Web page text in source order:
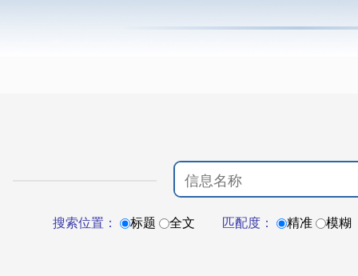
搜索位置： 标题 全文 匹配度： 精准 模糊